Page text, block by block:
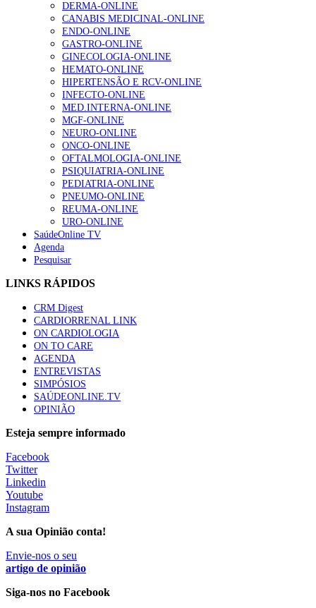
Alguns milhares de utentes podem ficar sem médico de
família com nova regras do registo, alerta associação
155 visualizações
1.º Episódio do Podcast “Frequência Cardio – Sintoniza-
te na Insuficiência Cardíaca” da Bayer
99 visualizações
“Os programas de rastreio do cancro do pulmão são
custo-efetivos e representam um investimento
sustentável para os sistemas de saúde”
88 visualizações
Quase quatro em cada dez doentes com enfarte
apresentavam níveis elevados de Lp(a), revela estudo
Trodelvy aprovado para primeira linha no cancro da
mama triplo negativo metastático em doentes não
elegíveis para inibidores PD-(L)1
61 visualizações
MAIS NOTÍCIAS
nutricionista no primeiro mês
7 Ago, 2026
apoio robótico em Portugal
7 Ago, 2026 |0 Comments
DERMA-ONLINE
CANABIS MEDICINAL-ONLINE
ENDO-ONLINE
GASTRO-ONLINE
GINECOLOGIA-ONLINE
HEMATO-ONLINE
HIPERTENSÃO E RCV-ONLINE
INFECTO-ONLINE
MED.INTERNA-ONLINE
MGF-ONLINE
NEURO-ONLINE
ONCO-ONLINE
OFTALMOLOGIA-ONLINE
PSIQUIATRIA-ONLINE
PEDIATRIA-ONLINE
PNEUMO-ONLINE
REUMA-ONLINE
URO-ONLINE
SaúdeOnline TV
Agenda
Pesquisar
LINKS RÁPIDOS
CRM Digest
CARDIORRENAL LINK
ON CARDIOLOGIA
ON TO CARE
AGENDA
ENTREVISTAS
SIMPÓSIOS
SAÚDEONLINE.TV
OPINIÃO
Esteja sempre informado
Facebook
Twitter
Linkedin
Youtube
Instagram
A sua Opinião conta!
Envie-nos o seu
artigo de opinião
Siga-nos no Facebook